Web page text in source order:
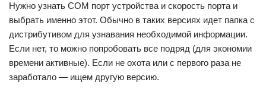
Нужно узнать COM порт устройства и скорость порта и
выбрать именно этот. Обычно в таких версиях идет папка с
дистрибутивом для узнавания необходимой информации.
Если нет, то можно попробовать все подряд (для экономии
времени активные). Если не охота или с первого раза не
заработало — ищем другую версию.